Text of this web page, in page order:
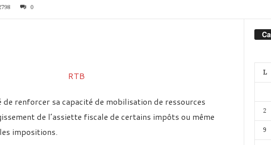
0
de renforcer sa capacité de mobilisation de ressources
de l’assiette fiscale de certains impôts ou même
impositions.
L
2
9